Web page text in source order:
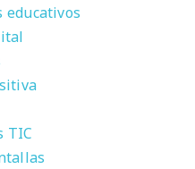
educativos
TIC